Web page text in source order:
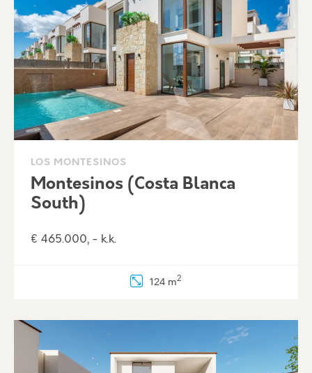
LOS MONTESINOS
Montesinos (Costa Blanca
South)
€ 465.000, - k.k.
124 m2